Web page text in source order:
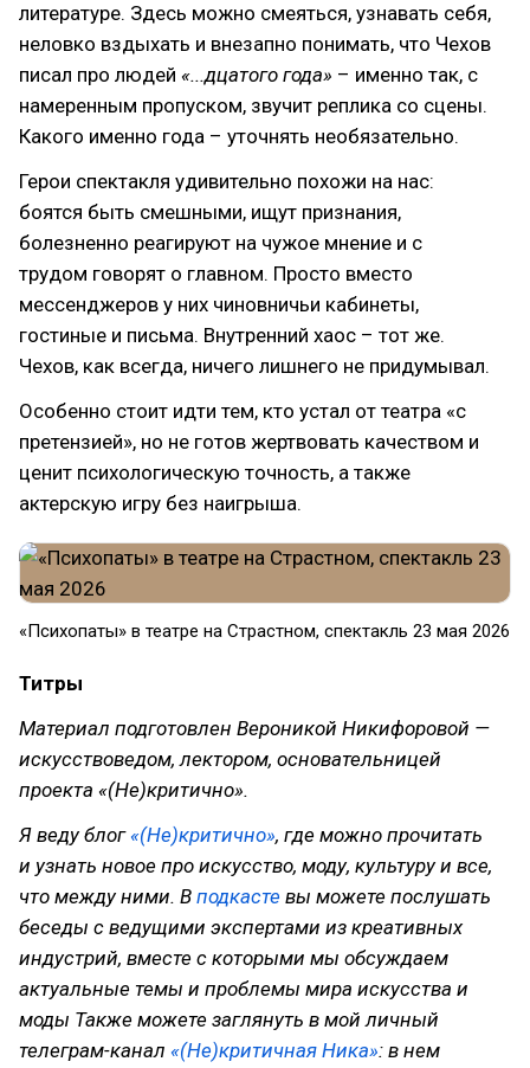
литературе. Здесь можно смеяться, узнавать себя,
неловко вздыхать и внезапно понимать, что Чехов
писал про людей «...дцатого года» – именно так, с
намеренным пропуском, звучит реплика со сцены.
Какого именно года – уточнять необязательно.
Герои спектакля удивительно похожи на нас:
боятся быть смешными, ищут признания,
болезненно реагируют на чужое мнение и с
трудом говорят о главном. Просто вместо
мессенджеров у них чиновничьи кабинеты,
гостиные и письма. Внутренний хаос – тот же.
Чехов, как всегда, ничего лишнего не придумывал.
Особенно стоит идти тем, кто устал от театра «с
претензией», но не готов жертвовать качеством и
ценит психологическую точность, а также
актерскую игру без наигрыша.
«Психопаты» в театре на Страстном, спектакль 23 мая 2026
Титры
Материал подготовлен Вероникой Никифоровой —
искусствоведом, лектором, основательницей
проекта «(Не)критично».
Я веду блог «(Не)критично», где можно прочитать
и узнать новое про искусство, моду, культуру и все,
что между ними. В подкасте вы можете послушать
беседы с ведущими экспертами из креативных
индустрий, вместе с которыми мы обсуждаем
актуальные темы и проблемы мира искусства и
моды Также можете заглянуть в мой личный
телеграм-канал «(Не)критичная Ника»: в нем